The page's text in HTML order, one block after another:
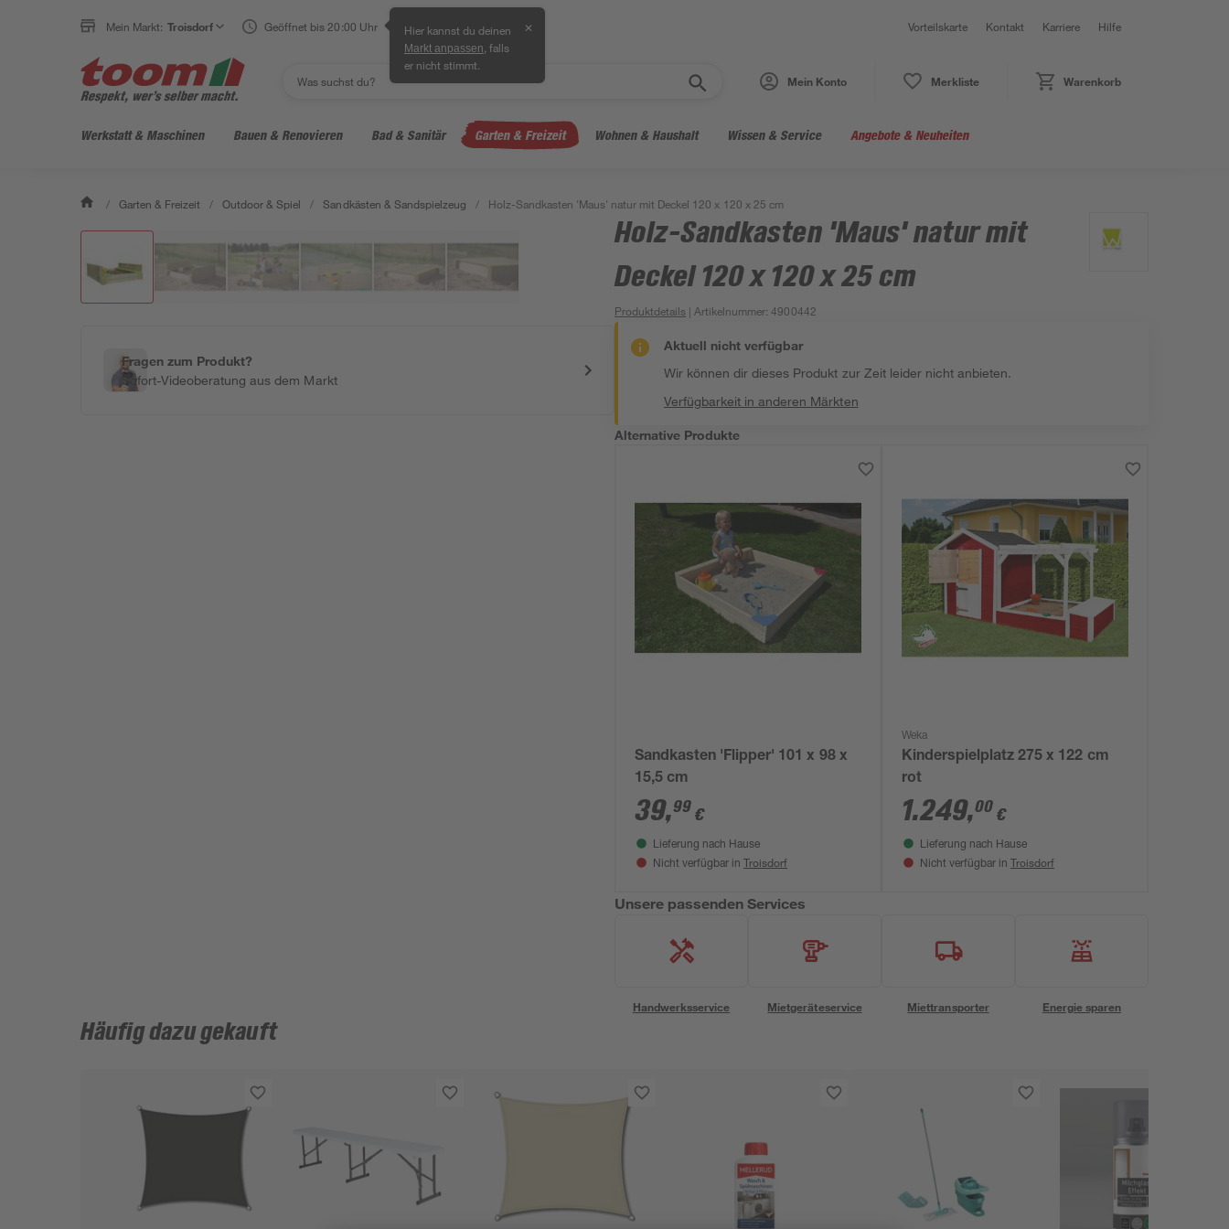
Mein Markt: Troisdorf Geöffnet bis 20:00 Uhr Hier kannst du deinen
Markt anpassen , falls
er nicht stimmt.
✕ Vorteilskarte Kontakt Karriere Hilfe
Mein Konto Merkliste Warenkorb
Werkstatt & Maschinen Bauen & Renovieren Bad & Sanitär Garten & Freizeit Wohnen & Haushalt Wissen & Service Angebote & Neuheiten
/ Garten & Freizeit / Outdoor & Spiel / Sandkästen & Sandspielzeug / Holz-Sandkasten 'Maus' natur mit Deckel 120 x 120 x 25 cm
Fragen zum Produkt?
Sofort-Videoberatung aus dem Markt
Holz-Sandkasten 'Maus' natur mit
Deckel 120 x 120 x 25 cm
Produktdetails | Artikelnummer:4900442
Aktuell nicht verfügbar
Wir können dir dieses Produkt zur Zeit leider nicht anbieten.
Verfügbarkeit in anderen Märkten
Alternative Produkte
Sandkasten 'Flipper' 101 x 98 x
15,5 cm
39,99 €
Lieferung nach Hause
Nicht verfügbar in Troisdorf
Weka
Kinderspielplatz 275 x 122 cm
rot
1.249,00 €
Lieferung nach Hause
Nicht verfügbar in Troisdorf
Unsere passenden Services
Handwerksservice Mietgeräteservice Miettransporter Energie sparen
Häufig dazu gekauft